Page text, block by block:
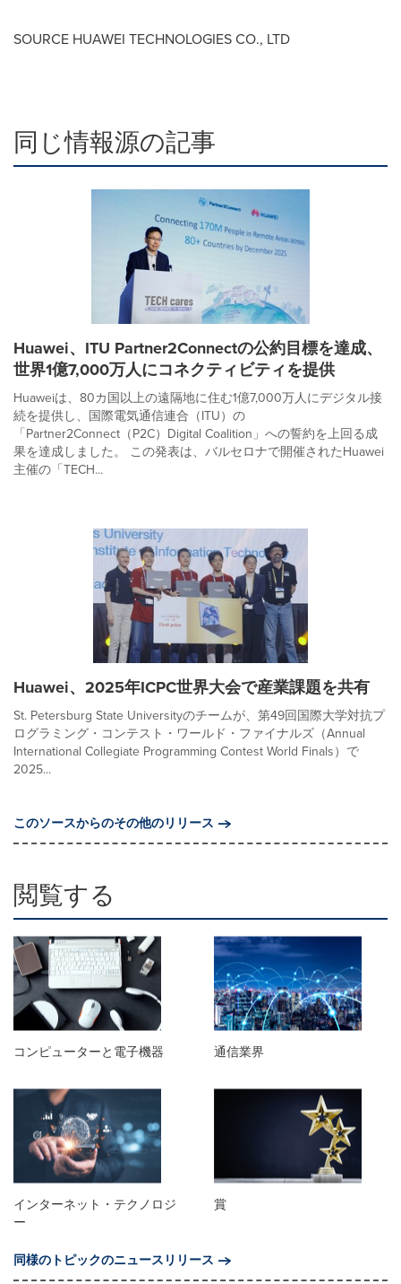
SOURCE HUAWEI TECHNOLOGIES CO., LTD
同じ情報源の記事
Huawei、ITU Partner2Connectの公約目標を達成、
世界1億7,000万人にコネクティビティを提供
Huaweiは、80カ国以上の遠隔地に住む1億7,000万人にデジタル接
続を提供し、国際電気通信連合（ITU）の
「Partner2Connect（P2C）Digital Coalition」への誓約を上回る成
果を達成しました。 この発表は、バルセロナで開催されたHuawei
主催の「TECH...
Huawei、2025年ICPC世界大会で産業課題を共有
St. Petersburg State Universityのチームが、第49回国際大学対抗プ
ログラミング・コンテスト・ワールド・ファイナルズ（Annual
International Collegiate Programming Contest World Finals）で
2025...
このソースからのその他のリリース
閲覧する
コンピューターと電子機器 通信業界
インターネット・テクノロジ
ー
賞
同様のトピックのニュースリリース